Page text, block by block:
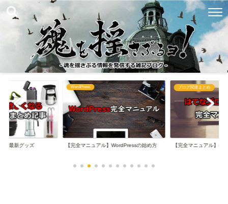
る最新グッズ
WordPress
【完全マニュアル】WordPressの始め方
ブログ関連まとめ
【完全マニュアル】は